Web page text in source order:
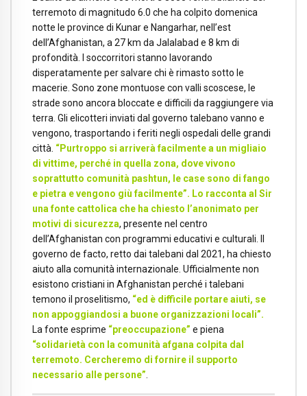
terremoto di magnitudo 6.0 che ha colpito domenica
notte le province di Kunar e Nangarhar, nell’est
dell’Afghanistan, a 27 km da Jalalabad e 8 km di
profondità. I soccorritori stanno lavorando
disperatamente per salvare chi è rimasto sotto le
macerie. Sono zone montuose con valli scoscese, le
strade sono ancora bloccate e difficili da raggiungere via
terra. Gli elicotteri inviati dal governo talebano vanno e
vengono, trasportando i feriti negli ospedali delle grandi
città. “Purtroppo si arriverà facilmente a un migliaio
di vittime, perché in quella zona, dove vivono
soprattutto comunità pashtun, le case sono di fango
e pietra e vengono giù facilmente”. Lo racconta al Sir
una fonte cattolica che ha chiesto l’anonimato per
motivi di sicurezza, presente nel centro
dell’Afghanistan con programmi educativi e culturali. Il
governo de facto, retto dai talebani dal 2021, ha chiesto
aiuto alla comunità internazionale. Ufficialmente non
esistono cristiani in Afghanistan perché i talebani
temono il proselitismo, “ed è difficile portare aiuti, se
non appoggiandosi a buone organizzazioni locali”.
La fonte esprime “preoccupazione” e piena
“solidarietà con la comunità afgana colpita dal
terremoto. Cercheremo di fornire il supporto
necessario alle persone”